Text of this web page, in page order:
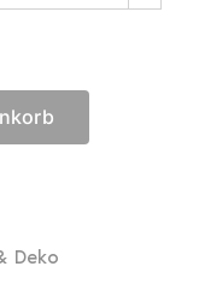
Deko